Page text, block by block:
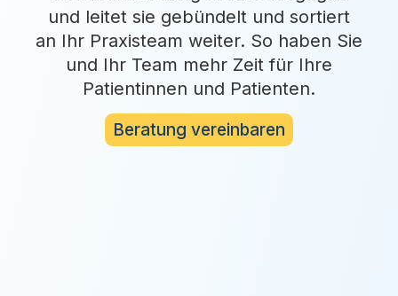
und leitet sie gebündelt und sortiert
an Ihr Praxisteam weiter. So haben Sie
und Ihr Team mehr Zeit für Ihre
Patientinnen und Patienten.
Beratung vereinbaren